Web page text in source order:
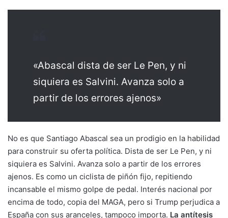
«Abascal dista de ser Le Pen, y ni
siquiera es Salvini. Avanza solo a
partir de los errores ajenos»
No es que Santiago Abascal sea un prodigio en la habilidad
para construir su oferta política. Dista de ser Le Pen, y ni
siquiera es Salvini. Avanza solo a partir de los errores
ajenos. Es como un ciclista de piñón fijo, repitiendo
incansable el mismo golpe de pedal. Interés nacional por
encima de todo, copia del MAGA, pero si Trump perjudica a
España con sus aranceles, tampoco importa. La antítesis